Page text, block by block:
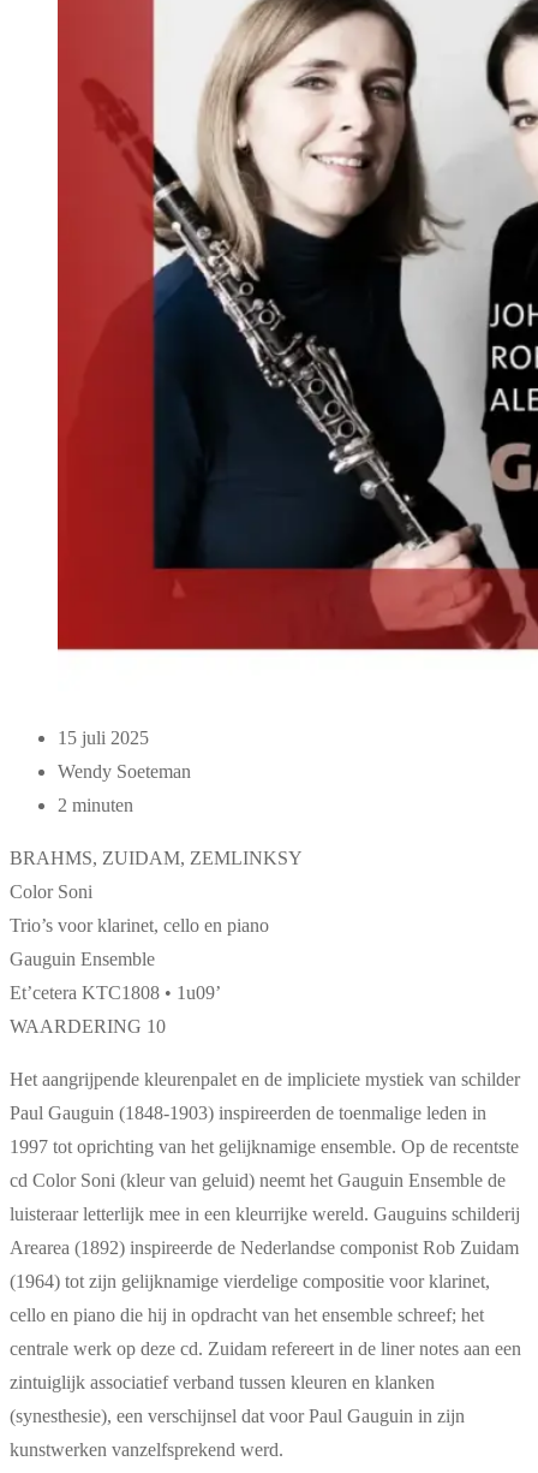
15 juli 2025
Wendy Soeteman
2 minuten
BRAHMS, ZUIDAM, ZEMLINKSY
Color Soni
Trio’s voor klarinet, cello en piano
Gauguin Ensemble
Et’cetera KTC1808 • 1u09’
WAARDERING 10
Het aangrijpende kleurenpalet en de impliciete mystiek van schilder
Paul Gauguin (1848-1903) inspireerden de toenmalige leden in
1997 tot oprichting van het gelijknamige ensemble. Op de recentste
cd Color Soni (kleur van geluid) neemt het Gauguin Ensemble de
luisteraar letterlijk mee in een kleurrijke wereld. Gauguins schilderij
Arearea (1892) inspireerde de Nederlandse componist Rob Zuidam
(1964) tot zijn gelijknamige vierdelige compositie voor klarinet,
cello en piano die hij in opdracht van het ensemble schreef; het
centrale werk op deze cd. Zuidam refereert in de liner notes aan een
zintuiglijk associatief verband tussen kleuren en klanken
(synesthesie), een verschijnsel dat voor Paul Gauguin in zijn
kunstwerken vanzelfsprekend werd.